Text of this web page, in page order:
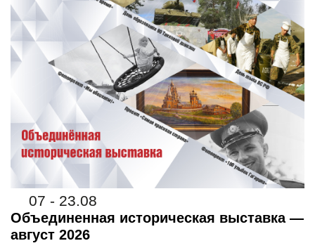
07 - 23.08
Объединенная историческая выставка —
август 2026